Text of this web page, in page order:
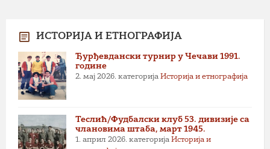
ИСТОРИЈА И ЕТНОГРАФИЈА
Ђурђевдански турнир у Чечави 1991.
године
2. мај 2026. категорија Историја и етнографија
Теслић/Фудбалски клуб 53. дивизије са
члановима штаба, март 1945.
1. април 2026. категорија Историја и